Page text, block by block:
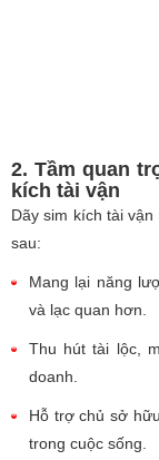
2. Tầm quan
kích tài vận
Dãy sim kích tài
sau:
Mang lại năng
và lạc quan hơn.
Thu hút tài lộc,
doanh.
Hỗ trợ chủ sở
trong cuộc sống.